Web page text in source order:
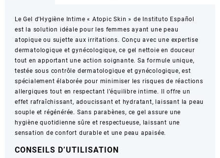
Skin
Intimate
Gel
–
Hygiène
intime
quotidienne
et
contrôle
dermatologique
et
gynécologique
300
Le Gel d’Hygiène Intime « Atopic Skin » de Instituto Español
est la solution idéale pour les femmes ayant une peau
atopique ou sujette aux irritations. Conçu avec une expertise
dermatologique et gynécologique, ce gel nettoie en douceur
tout en apportant une action soignante. Sa formule unique,
testée sous contrôle dermatologique et gynécologique, est
spécialement élaborée pour minimiser les risques de réactions
allergiques tout en respectant l’équilibre intime. Il offre un
effet rafraîchissant, adoucissant et hydratant, laissant la peau
souple et régénérée. Sans parabènes, ce gel assure une
hygiène quotidienne sûre et respectueuse, laissant une
sensation de confort durable et une peau apaisée.
CONSEILS D’UTILISATION